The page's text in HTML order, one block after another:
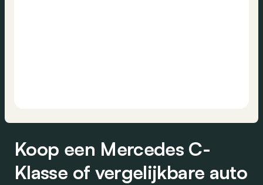
Koop een Mercedes C-
Klasse of vergelijkbare auto